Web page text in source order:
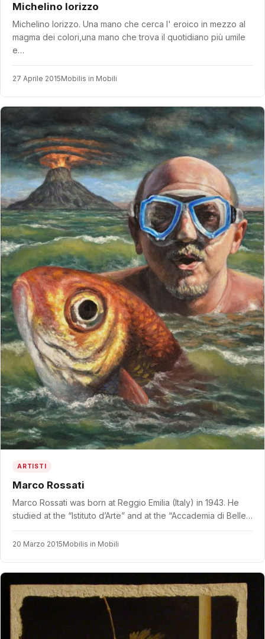
Michelino Iorizzo
Michelino Iorizzo. Una mano che cerca l' eroico in mezzo al
magma dei colori,una mano che trova il quotidiano più umile
e…
27 Aprile 2015Mobilis in Mobili
ARTISTI
Marco Rossati
Marco Rossati was born at Reggio Emilia (Italy) in 1943. He
studied at the “Istituto d’Arte” and at the “Accademia di Belle…
20 Marzo 2015Mobilis in Mobili